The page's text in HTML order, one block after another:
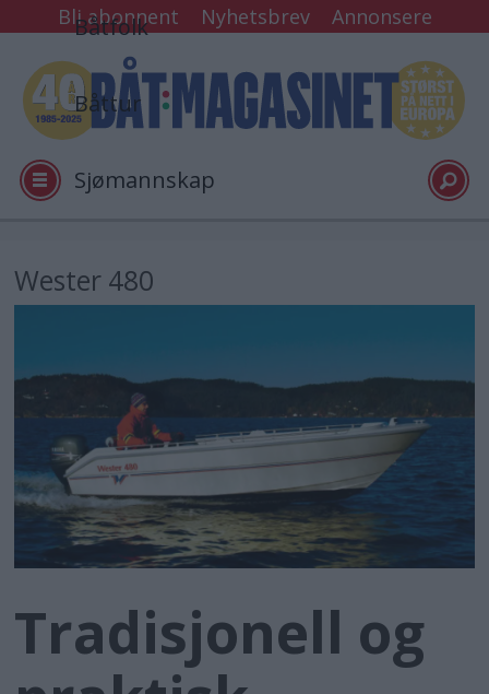
Bli abonnent Nyhetsbrev Annonsere
Båtfolk
Båttur
Sjømannskap
Video
Logg inn
Wester 480
Tradisjonell og